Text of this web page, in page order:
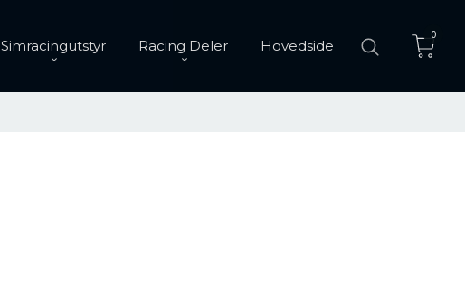
Simracingutstyr Racing Deler Hovedside
0